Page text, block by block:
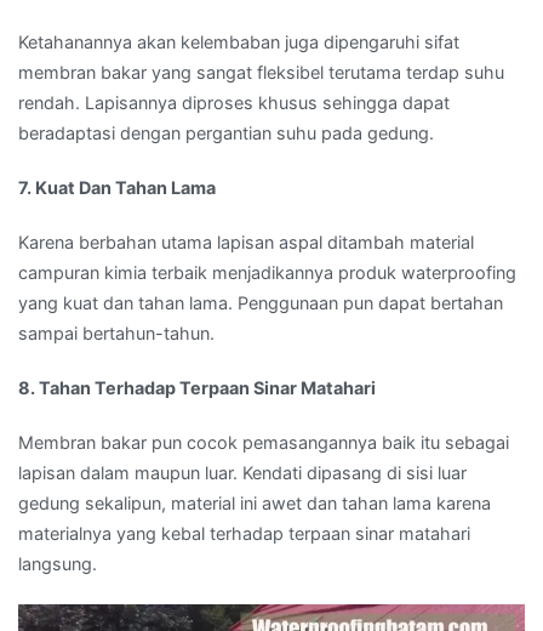
Ketahanannya akan kelembaban juga dipengaruhi sifat
membran bakar yang sangat fleksibel terutama terdap suhu
rendah. Lapisannya diproses khusus sehingga dapat
beradaptasi dengan pergantian suhu pada gedung.
7. Kuat Dan Tahan Lama
Karena berbahan utama lapisan aspal ditambah material
campuran kimia terbaik menjadikannya produk waterproofing
yang kuat dan tahan lama. Penggunaan pun dapat bertahan
sampai bertahun-tahun.
8. Tahan Terhadap Terpaan Sinar Matahari
Membran bakar pun cocok pemasangannya baik itu sebagai
lapisan dalam maupun luar. Kendati dipasang di sisi luar
gedung sekalipun, material ini awet dan tahan lama karena
materialnya yang kebal terhadap terpaan sinar matahari
langsung.